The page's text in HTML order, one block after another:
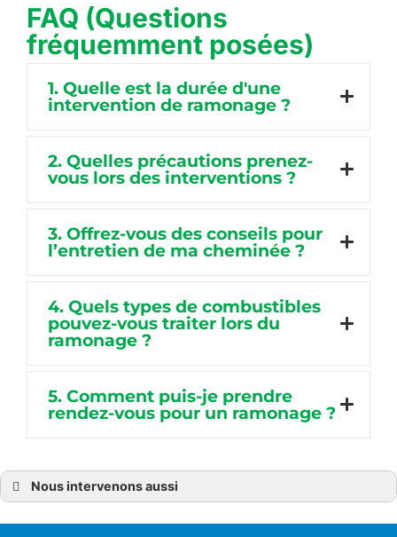
FAQ (Questions
fréquemment posées)
1. Quelle est la durée d'une
intervention de ramonage ?
2. Quelles précautions prenez-
vous lors des interventions ?
3. Offrez-vous des conseils pour
l’entretien de ma cheminée ?
4. Quels types de combustibles
pouvez-vous traiter lors du
ramonage ?
5. Comment puis-je prendre
rendez-vous pour un ramonage ?
Nous intervenons aussi